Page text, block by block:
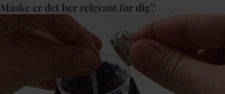
Disse guld ringe er skabt med stor omhu og en
utrolig opmærksomhed på detajler. Fra de klassiske
forlovelsesringe til de mere moderne og dristige
designs byder Pind J. Design på et bredt udvalg, der
passer til enhver smag og personlighed. Hver ring er
designet til at blive båret med stolthed og glæde.
Guld ringe fra Pind J. Design udtrykker ikke blot
kærlighed og samhørighed, men også individualitet
og stil, idet de elegant fusionerer tradition med
Måske er det her relevant for dig?